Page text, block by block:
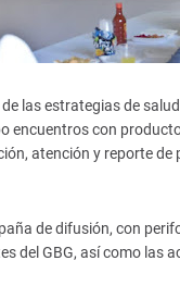
las estrategias de
encuentros con
atención y reporte de
de difusión, con
del GBG, así como las